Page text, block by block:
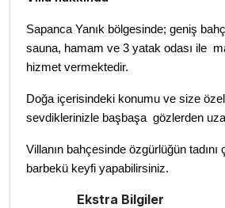
Sapanca Yanık bölgesinde; geniş
sauna, hamam ve 3 yatak odası ile
hizmet vermektedir.
Doğa içerisindeki konumu ve size
sevdiklerinizle başbaşa gözlerden
Villanın bahçesinde özgürlüğün tadını
barbekü keyfi yapabilirsiniz.
Ekstra Bilgiler